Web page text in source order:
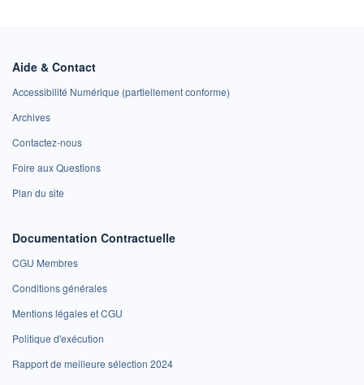
Aide & Contact
Accessibilité Numérique (partiellement conforme)
Archives
Contactez-nous
Foire aux Questions
Plan du site
Documentation Contractuelle
CGU Membres
Conditions générales
Mentions légales et CGU
Politique d'exécution
Rapport de meilleure sélection 2024